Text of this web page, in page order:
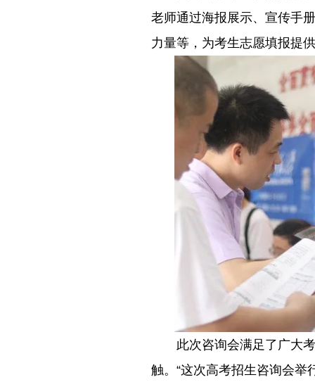
老师通过海报展示、宣传手
力量等，为考生志愿填报提
此次咨询会满足了广大
触。“这次高考招生咨询会